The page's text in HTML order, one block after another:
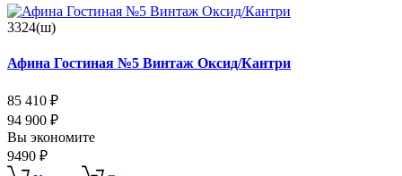
3324(ш)
Афина Гостиная №5 Винтаж Оксид/Кантри
85 410 ₽
94 900 ₽
Вы экономите
9490 ₽